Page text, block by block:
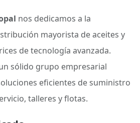
nos dedicamos a la
mayorista de aceites y
de tecnología avanzada.
sólido grupo empresarial
eficientes de suministro
talleres y flotas.